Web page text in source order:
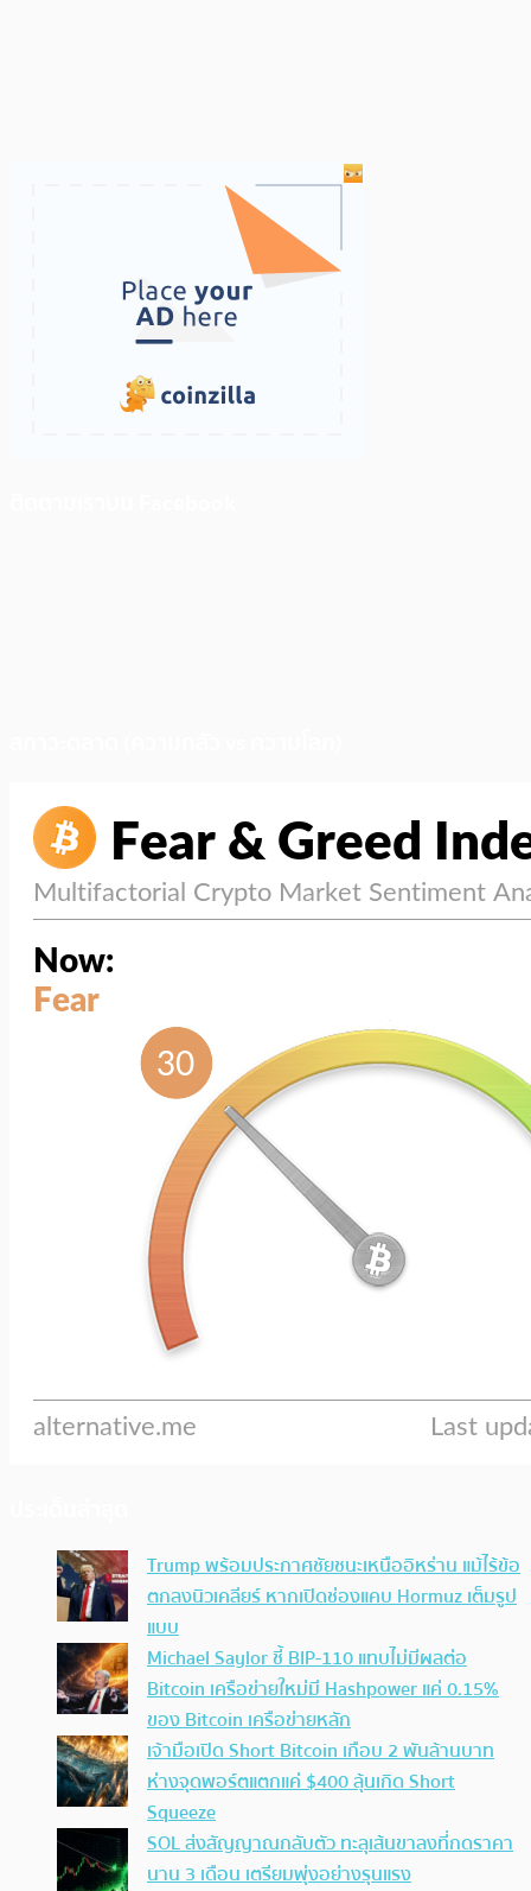
Trump พร้อมประกาศชัยชนะเหนืออิหร่าน แม้ไร้ข้อ
ตกลงนิวเคลียร์ หากเปิดช่องแคบ Hormuz เต็มรูป
แบบ
Michael Saylor ชี้ BIP-110 แทบไม่มีผลต่อ
Bitcoin เครือข่ายใหม่มี Hashpower แค่ 0.15%
ของ Bitcoin เครือข่ายหลัก
เจ้ามือเปิด Short Bitcoin เกือบ 2 พันล้านบาท
ห่างจุดพอร์ตแตกแค่ $400 ลุ้นเกิด Short
Squeeze
SOL ส่งสัญญาณกลับตัว ทะลุเส้นขาลงที่กดราคา
นาน 3 เดือน เตรียมพุ่งอย่างรุนแรง